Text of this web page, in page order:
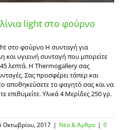
light στο φούρνο
στο φούρνο Η συνταγή για
και υγιεινή συνταγή που μπορείτε
λεπτά. Η Thermogallery σας
Σας προσφέρει τάπερ και
αποθηκεύσετε το φαγητό σας και να
επιθυμείτε. Υλικά 4 Μερίδες 250 γρ.
Οκτωβρίου, 2017 | Νέα & Άρθρα | 0